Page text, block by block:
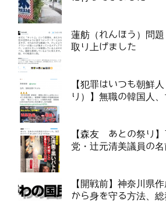
蓮舫（れんほう）問
取り上げました
【犯罪はいつも朝鮮
り）】無職の韓国人
【森友 あとの祭り
党・辻元清美議員の
【開戦前】神奈川県
から身を守る方法、